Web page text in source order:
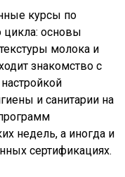
курсы по
цикла: основы
молока и
знакомство с
и санитарии на
недель, а иногда и
сертификациях.